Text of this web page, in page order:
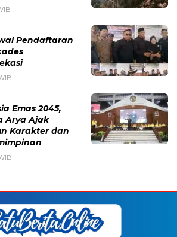
Pendaftaran
Emas 2045,
Arya Ajak
Karakter dan